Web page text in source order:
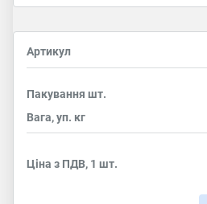
Артикул
Пакування шт.
Вага, уп. кг
Ціна з ПДВ, 1 шт.